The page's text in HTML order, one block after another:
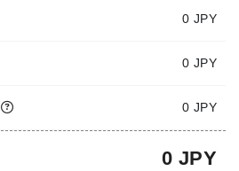
0 JPY
0 JPY
0 JPY
0 JPY